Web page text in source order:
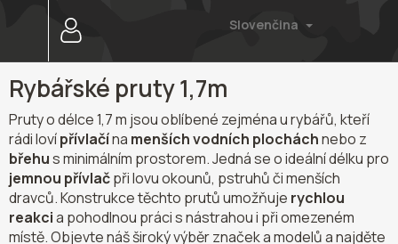
Slovenčina
Rybářské pruty 1,7m
Pruty o délce 1,7 m jsou oblíbené zejména u rybářů, kteří
rádi lovípřívlačína menších vodních plocháchnebo z
břehus minimálním prostorem. Jedná se o ideální délku pro
jemnou přívlačpři lovu okounů, pstruhů či menších
dravců. Konstrukce těchto prutů umožňuje rychlou
reakcia pohodlnou práci s nástrahou i při omezeném
místě. Objevte náš široký výběr značek a modelů a najděte